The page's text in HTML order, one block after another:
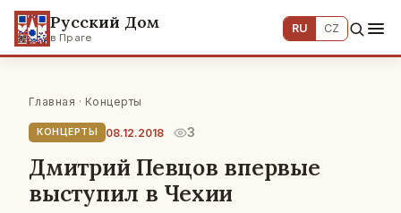
Русский Дом
в Праге
RU CZ
Главная · Концерты
КОНЦЕРТЫ 08.12.2018 3
Дмитрий Певцов впервые
выступил в Чехии